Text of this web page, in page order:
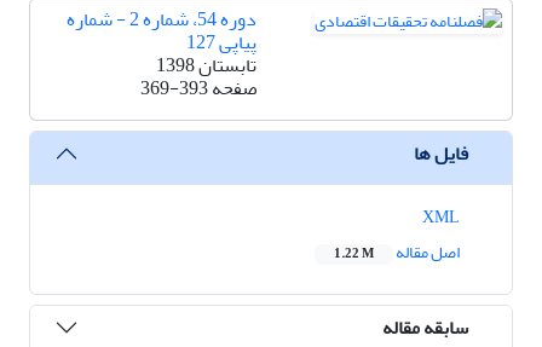
دوره 54، شماره 2 - شماره
پیاپی 127
تابستان 1398
صفحه369-393
فایل ها
اصل مقاله
1.22 M
سابقه مقاله